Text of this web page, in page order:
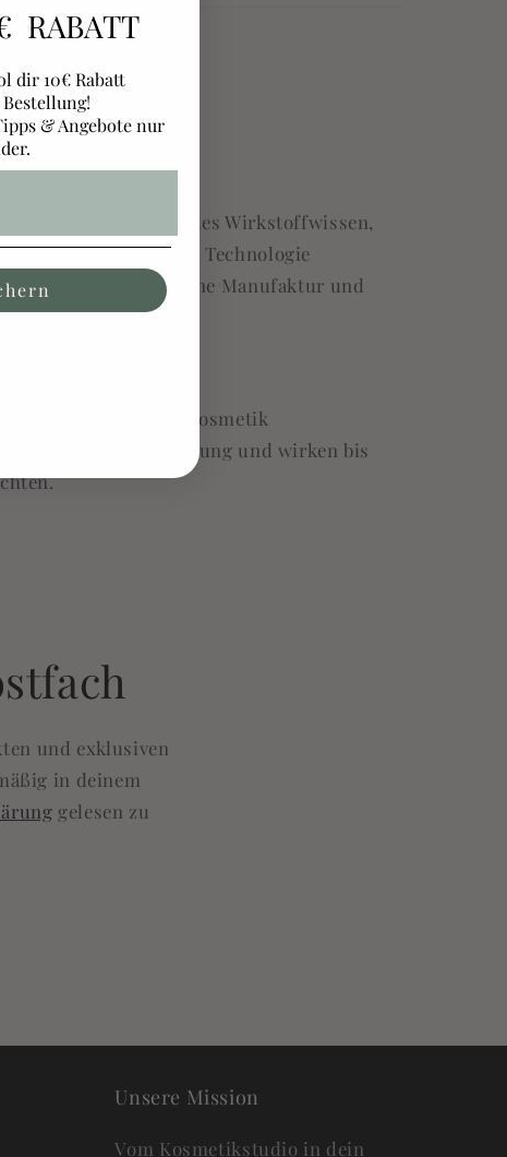
in Bayern. Altes Wirkstoffwissen,
und moderne Technologie
Wir sind eine kleine Manufaktur und
Wirkstoffkosmetik
in der Verarbeitung und wirken bis
und exklusiven
in deinem
gelesen zu
Unsere Mission
Vom Kosmetikstudio in dein
RABATT
dir 10€ Rabatt
& Angebote nur